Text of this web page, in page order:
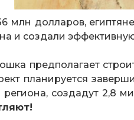
млн долларов,
и создали
предполагает
планируется
создадут 2,8